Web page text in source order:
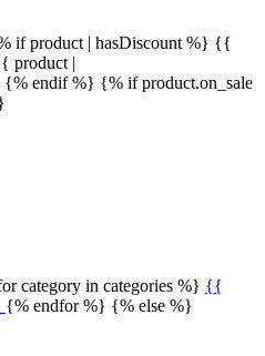
if product | hasDiscount %} {{
product |
{% endif %} {% if product.on_sale
category in categories %} {{
{% endfor %} {% else %}